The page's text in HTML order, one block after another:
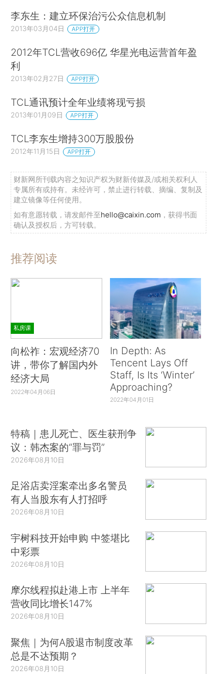
李东生：建立环保治污公众信息机制
2013年03月04日 APP打开
2012年TCL营收696亿 华星光电运营首年盈
利
2013年02月27日 APP打开
TCL通讯预计全年业绩将现亏损
2013年01月09日 APP打开
TCL李东生增持300万股股份
2012年11月15日 APP打开
财新网所刊载内容之知识产权为财新传媒及/或相关权利人
专属所有或持有。未经许可，禁止进行转载、摘编、复制及
建立镜像等任何使用。
如有意愿转载，请发邮件至hello@caixin.com ，获得书面
确认及授权后，方可转载。
推荐阅读
私房课
向松祚：宏观经济70
讲，带你了解国内外
经济大局
2022年04月06日
In Depth: As
Tencent Lays Off
Staff, Is Its ‘Winter’
Approaching?
2022年04月01日
特稿｜患儿死亡、医生获刑争
议：韩杰案的“罪与罚”
2026年08月10日
足浴店卖淫案牵出多名警员
有人当股东有人打招呼
2026年08月10日
宇树科技开始申购 中签堪比
中彩票
2026年08月10日
摩尔线程拟赴港上市 上半年
营收同比增长147%
2026年08月10日
聚焦｜为何A股退市制度改革
总是不达预期？
2026年08月10日